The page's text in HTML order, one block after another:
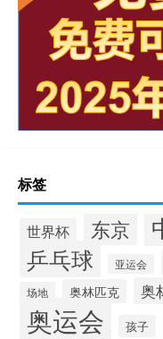
标签
世界杯 东京
乒乓球 亚运会
场地 奥林匹克 奥
奥运会 孩子